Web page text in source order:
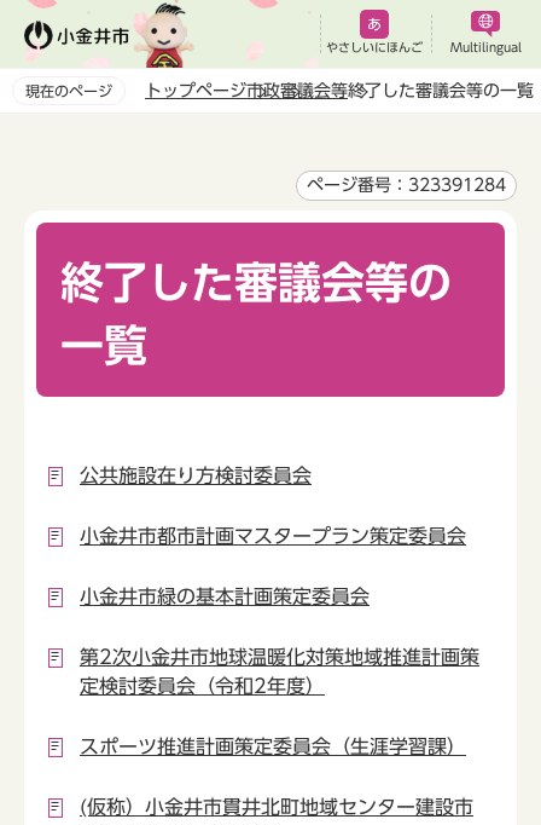
ペ
やさしいにほんご Multilingual
現在のページ トップページ市政審議会等終了した審議会等の一覧
ページ番号：323391284
終了した審議会等の
一覧
公共施設在り方検討委員会
小金井市都市計画マスタープラン策定委員会
小金井市緑の基本計画策定委員会
第2次小金井市地球温暖化対策地域推進計画策
定検討委員会（令和2年度）
スポーツ推進計画策定委員会（生涯学習課）
(仮称）小金井市貫井北町地域センター建設市